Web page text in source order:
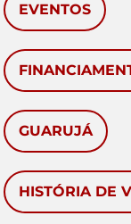
EVENTOS
GUARUJÁ
HISTÓRIA DE